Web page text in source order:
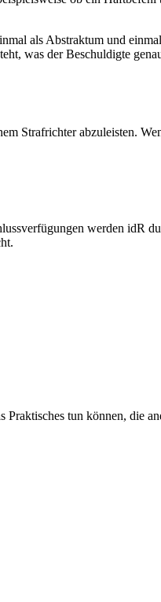
als Abstraktum und
was der Beschuldigte
Strafrichter abzuleisten.
werden idR
tun können, die